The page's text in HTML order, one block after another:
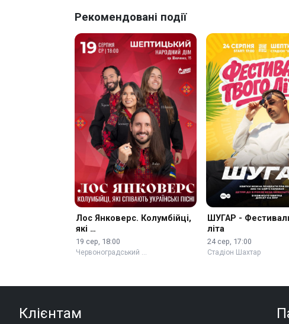
Рекомендовані події
Лос Янковерс. Колумбійці,
які …
19 сер, 18:00
Червоноградський …
ШУГАР -
літа
24 сер, 17:00
Стадіон Шахтар
Клієнтам